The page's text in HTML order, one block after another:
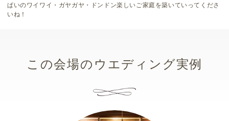
ぱいのワイワイ・ガヤガヤ・ドンドン楽しいご家庭を築いていってくださ
いね！
この会場のウエディング実例